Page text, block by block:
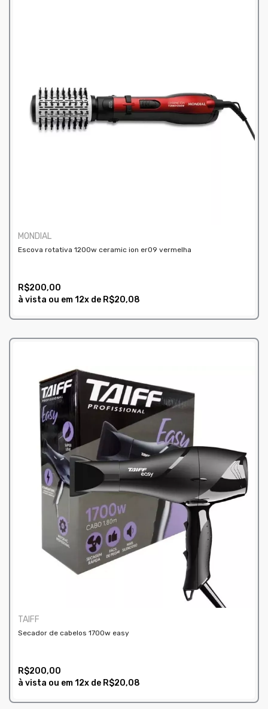
MONDIAL
Escova rotativa 1200w ceramic ion er09 vermelha
R$200,00
à vista ou em12x de R$20,08
COMPRAR
TAIFF
Secador de cabelos 1700w easy
R$200,00
à vista ou em12x de R$20,08
COMPRAR